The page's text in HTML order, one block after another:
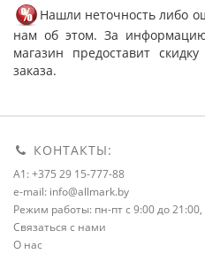
Нашли неточность либо
нам об этом. За
магазин предоставит
заказа.
КОНТАКТЫ:
A1: +375 29 15-777-88
e-mail: info@allmark.by
Режим работы: пн-пт с 9:00 до 21:00,
Связаться с нами
О нас